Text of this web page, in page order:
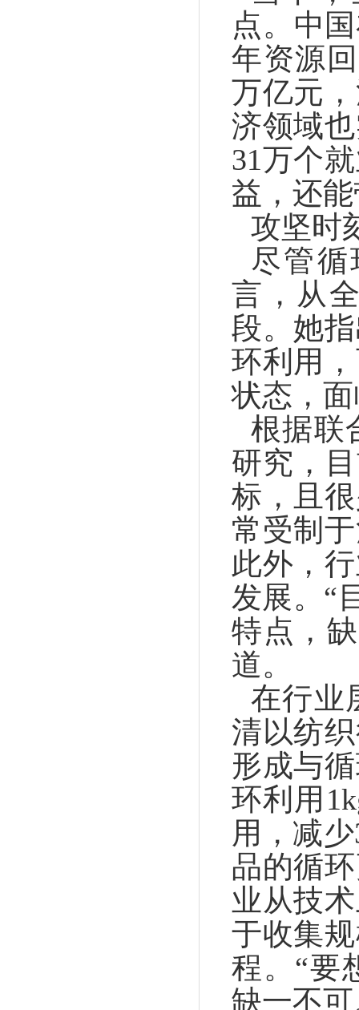
点。中
年资源
万亿元
济领域
31万个
益，还
攻坚时
尽管
言，从
段。她
环利用
状态，
根据联
研究，
标，且
常受制
此外，
发展。“
特点，
道。
在行业
清以纺
形成与
环利用
用，减
品的循
业从技
于收集
程。“要
缺一不